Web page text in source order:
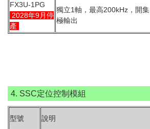
FX3U-1PG
2028年9月停
產
獨立1軸，最高200kHz，開集
極輸出
4. SSC定位控制模組
型號 說明